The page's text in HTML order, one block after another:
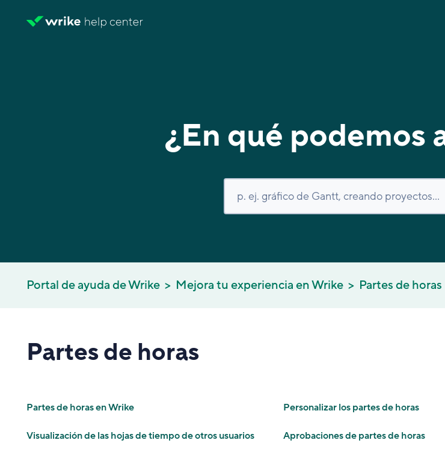
¿En qué podemos
Portal de ayuda de Wrike Mejora tu experiencia en Wrike Partes de horas
Partes de horas
Partes de horas en Wrike Personalizar los partes de horas
Visualización de las hojas de tiempo de otros usuarios Aprobaciones de partes de horas